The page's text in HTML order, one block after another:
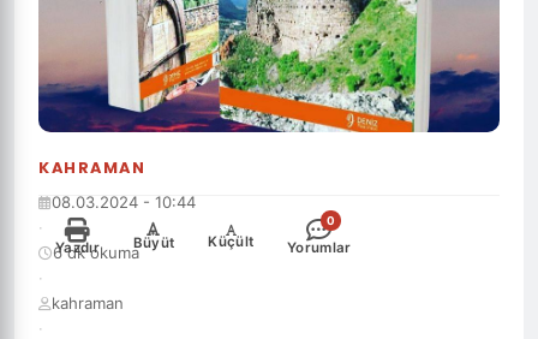
KAHRAMAN
08.03.2024 - 10:44
·
6 dk okuma
·
kahraman
·
Yazdır
+
Büyüt
-
Küçült
0
Yorumlar